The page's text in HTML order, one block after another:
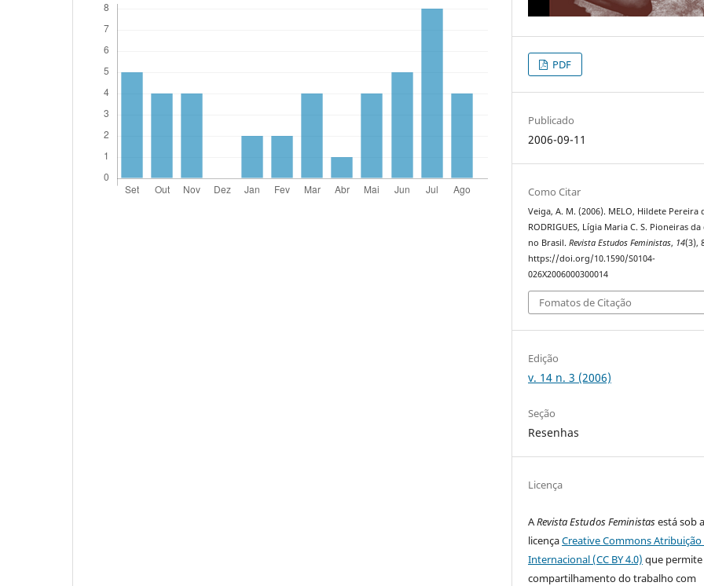
PDF
Publicado
2006-09-11
Como Citar
Veiga, A. M. (2006). MELO, Hildete Pereira
RODRIGUES, Lígia Maria C. S. Pioneiras da
no Brasil.Revista Estudos Feministas, 14(3),
https://doi.org/10.1590/S0104-
026X2006000300014
Fomatos de Citação
Edição
v. 14 n. 3 (2006)
Seção
Resenhas
Licença
ARevista Estudos Feministasestá sob a
licençaCreative Commons Atribuição
Internacional (CC BY 4.0) que
compartilhamento do trabalho com